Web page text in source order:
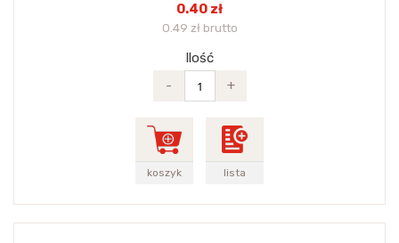
0.40 zł
0.49 zł brutto
Ilość
-
+
koszyk lista